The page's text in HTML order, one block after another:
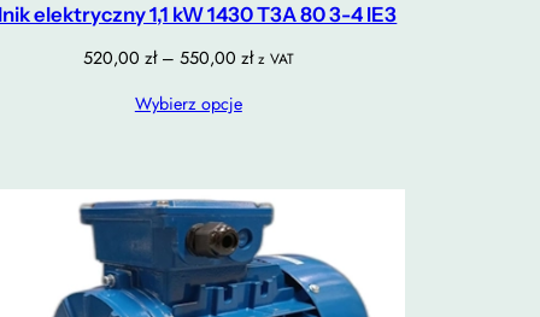
elektryczny 1,1 kW 1430 T3A 80 3-4 IE3
520,00 zł – 550,00 złZakres
550,00 zł
z VAT
Wybierz opcje